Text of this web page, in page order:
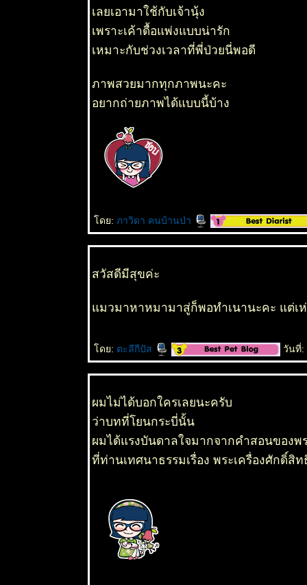
เลยเอามาใช้กับเจ้านุ้ง
เพราะเค้าดื้อแพ่งแบบน่ารัก
เหมาะกับช่วงเวลาที่พี่ป่วยนี่พอดี
ภาพสวยมากทุกภาพนะคะ
อยากถ่ายภาพได้แบบนี้บ้าง
ดย: ภาวิดา คนบ้านป่า
สวัสดีมีสุขค่ะ
มวมาหาหมามาสู่ก็พอทำเนานะคะ แต่เห่
ดย: ตะลีกีปัส วันที่:
ผมไม่ได้บอกใครเลยนะครับ
ว่าบทที่โยนกระบี่นั้น
ผมได้แรงบันดาลใจมากจากคำสอนของพ
ที่ท่านเทศนาธรรมเรื่อง พระเครื่องศักดิ์สิ